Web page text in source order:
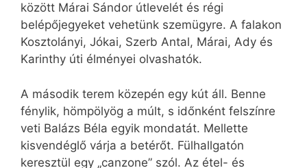
között Márai Sándor útlevelét és régi
belépőjegyeket vehetünk szemügyre. A falakon
Kosztolányi, Jókai, Szerb Antal, Márai, Ady és
Karinthy úti élményei olvashatók.
A második terem közepén egy kút áll. Benne
fénylik, hömpölyög a múlt, s időnként felszínre
veti Balázs Béla egyik mondatát. Mellette
kisvendéglő várja a betérőt. Fülhallgatón
keresztül egy „canzone” szól. Az étel- és